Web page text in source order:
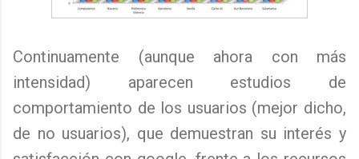
Continuamente (aunque ahora con más
intensidad) aparecen estudios de
comportamiento de los usuarios (mejor dicho,
de no usuarios), que demuestran su interés y